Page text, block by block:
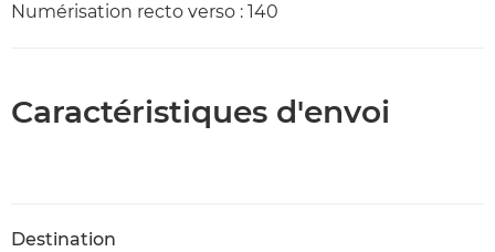
Numérisation recto verso : 140
Caractéristiques d'envoi
Destination